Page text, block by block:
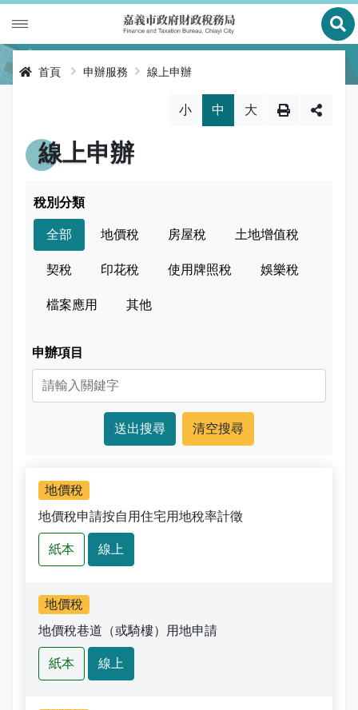
展
財金及菸酒管理
房屋稅
土地增值稅
契稅
娛樂稅
線上申辦
申辦進度查詢及補件
線上查詢與試算
書表下載
便民服務
節稅健檢
客服諮詢
繳納證明
稅籍異動即時通
公告資訊
財稅新聞
政府資訊公開專區
最新債務訊息
宣導專區
發票專區
嘉義市政府資料開放平台
專區服務
不動產移轉專區
行政救濟專區
檔案應用園地
個人資料保護專區
常見問答
廉政園地
人事園地
首長簡介
組織職掌
聯絡資訊
交通資訊
辦公室平面圖
績優人員
首長信箱
首頁 申辦服務 線上申辦
小 中 大
線上申辦
稅別分類
全部 地價稅 房屋稅 土地增值稅
契稅 印花稅 使用牌照稅 娛樂稅
檔案應用 其他
申辦項目
地價稅
地價稅申請按自用住宅用地稅率計徵
紙本 線上
地價稅
地價稅巷道（或騎樓）用地申請
紙本 線上